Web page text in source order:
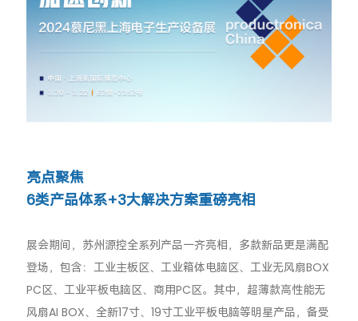
亮点聚焦
6类产品体系+3大解决方案重磅亮相
展会期间，苏州源控全系列产品一齐亮相，多款新品更是满配
登场，包含：工业主板区、工业箱体电脑区、工业无风扇BOX
PC区、工业平板电脑区、商用PC区。其中，超薄款高性能无
风扇AI BOX、全新17寸、19寸工业平板电脑等明星产品，备受